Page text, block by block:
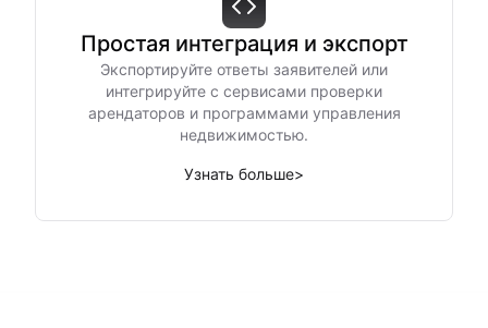
Простая интеграция и экспорт
Экспортируйте ответы заявителей или
интегрируйте с сервисами проверки
арендаторов и программами управления
недвижимостью.
Узнать больше>